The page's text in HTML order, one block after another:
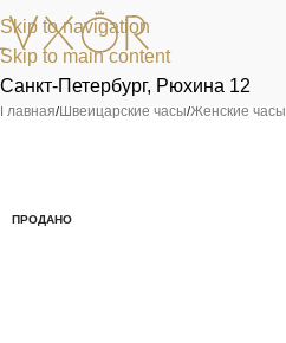
Skip to navigation
Skip to main content
Санкт-Петербург, Рюхина 12
Главная/Швейцарские часы/Женские часы
ПРОДАНО